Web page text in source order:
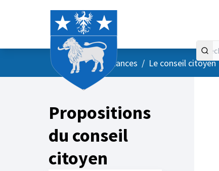
AccueilMenu principal
/ Vos instances / Le conseil citoyen
Propositions
du conseil
citoyen